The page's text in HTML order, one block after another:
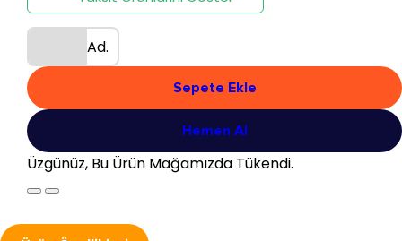
Ad.
Sepete Ekle
Hemen Al
Üzgünüz, Bu Ürün Mağamızda Tükendi.